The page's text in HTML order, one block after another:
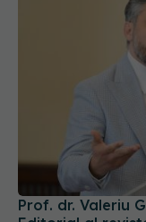
Prof. dr. Valeriu